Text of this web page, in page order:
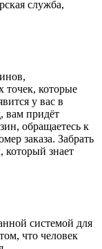
служба,
которые
у вас в
вам придёт
обращаетесь к
заказа. Забрать
который знает
системой для
что человек